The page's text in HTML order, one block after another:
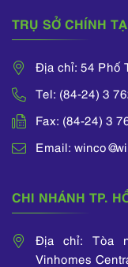
TRỤ SỞ CHÍNH
Địa chỉ: 54 Phố
Tel: (84-24) 3
Fax: (84-24) 3
Email:
CHI NHÁNH TP.
Địa chỉ: Tòa
Vinhomes